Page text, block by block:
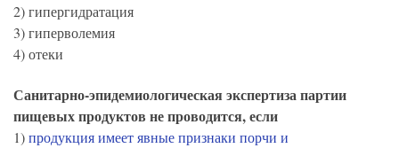
2) гипергидратация
3) гиперволемия
4) отеки
Санитарно-эпидемиологическая экспертиза партии
пищевых продуктов не проводится, если
1)продукция имеет явные признаки порчи и